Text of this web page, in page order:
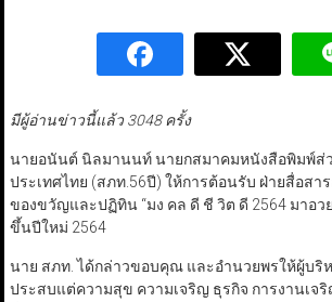
มีผู้อ่านข่าวนี้แล้ว 3048 ครั้ง
นายอนันต์ นิลมานนท์ นายกสมาคมหนังสือพิมพ์ส่
ประเทศไทย (สภท.56ปี) ให้การต้อนรับ ฝ่ายสื่อสา
ของขวัญและปฏิทิน “มง คล ดี ชี วิต ดี 2564 มาอว
ขึ้นปีใหม่ 2564
นาย สภท. ได้กล่าวขอบคุณ และอำนวยพรให้ผู้บริห
ประสบแต่ความสุข ความเจริญ ธุรกิจ การงานเจ